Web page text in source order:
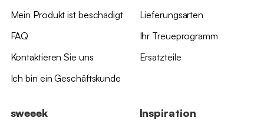
Mein Produkt ist beschädigt
FAQ
Kontaktieren Sie uns
Ich bin ein Geschäftskunde
Lieferungsarten
Ihr Treueprogramm
Ersatzteile
sweeek Inspiration